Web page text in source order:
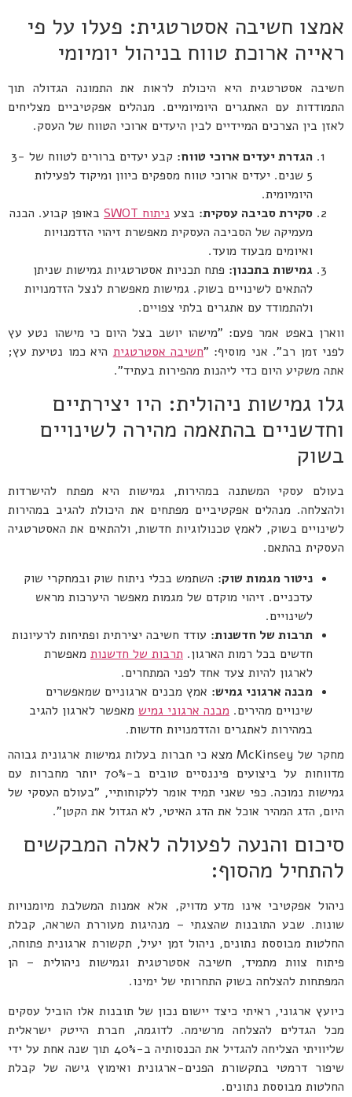
אמצו חשיבה אסטרטגית: פעלו על פי
ראייה ארוכת טווח בניהול יומיומי
חשיבה אסטרטגית היא היכולת לראות את התמונה הגדולה תוך
התמודדות עם האתגרים היומיומיים. מנהלים אפקטיביים מצליחים
לאזן בין הצרכים המיידיים לבין היעדים ארוכי הטווח של העסק.
הגדרת יעדים ארוכי טווח:
קבע יעדים ברורים לטווח של 3-
5 שנים. יעדים ארוכי טווח מספקים כיוון ומיקוד לפעילות
היומיומית.
סקירת סביבה עסקית: בצע ניתוח SWOT
באופן קבוע. הבנה
מעמיקה של הסביבה העסקית מאפשרת זיהוי הזדמנויות
ואיומים מבעוד מועד.
גמישות בתכנון: פתח תכניות אסטרטגיות גמישות שניתן
להתאים לשינויים בשוק. גמישות מאפשרת לנצל הזדמנויות
ולהתמודד עם אתגרים בלתי צפויים.
ווארן באפט אמר פעם: "מישהו יושב בצל היום כי מישהו נטע עץ
לפני זמן רב". אני מוסיף: "חשיבה אסטרטגית היא כמו נטיעת עץ;
אתה משקיע היום כדי ליהנות מהפירות בעתיד".
גלו גמישות ניהולית: היו יצירתיים
וחדשניים בהתאמה מהירה לשינויים
בשוק
בעולם עסקי המשתנה במהירות, גמישות היא מפתח להישרדות
ולהצלחה. מנהלים אפקטיביים מפתחים את היכולת להגיב במהירות
לשינויים בשוק, לאמץ טכנולוגיות חדשות, ולהתאים את האסטרטגיה
העסקית בהתאם.
ניטור מגמות שוק: השתמש בכלי ניתוח שוק ובמחקרי שוק
עדכניים. זיהוי מוקדם של מגמות מאפשר היערכות מראש
לשינויים.
תרבות של חדשנות: עודד חשיבה יצירתית ופתיחות לרעיונות
חדשים בכל רמות הארגון. תרבות של חדשנות מאפשרת
לארגון להיות צעד אחד לפני המתחרים.
מבנה ארגוני גמיש: אמץ מבנים ארגוניים שמאפשרים
שינויים מהירים. מבנה ארגוני גמיש מאפשר לארגון להגיב
במהירות לאתגרים והזדמנויות חדשות.
מחקר של McKinsey מצא כי חברות בעלות גמישות ארגונית גבוהה
מדווחות על ביצועים פיננסיים טובים ב-70% יותר מחברות עם
גמישות נמוכה. כפי שאני תמיד אומר ללקוחותיי, "בעולם העסקי של
היום, הדג המהיר אוכל את הדג האיטי, לא הגדול את הקטן".
סיכום והנעה לפעולה לאלה המבקשים
להתחיל מהסוף:
ניהול אפקטיבי אינו מדע מדויק, אלא אמנות המשלבת מיומנויות
שונות. שבע התובנות שהצגתי – מנהיגות מעוררת השראה, קבלת
החלטות מבוססת נתונים, ניהול זמן יעיל, תקשורת ארגונית פתוחה,
פיתוח צוות מתמיד, חשיבה אסטרטגית וגמישות ניהולית – הן
המפתחות להצלחה בשוק התחרותי של ימינו.
כיועץ ארגוני, ראיתי כיצד יישום נכון של תובנות אלו הוביל עסקים
מכל הגדלים להצלחה מרשימה. לדוגמה, חברת הייטק ישראלית
שליוויתי הצליחה להגדיל את הכנסותיה ב-40% תוך שנה אחת על ידי
שיפור דרמטי בתקשורת הפנים-ארגונית ואימוץ גישה של קבלת
החלטות מבוססת נתונים.